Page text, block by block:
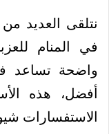
نتلقى العديد
في المنام
واضحة تساعد
أفضل، هذه
الاستفسارات